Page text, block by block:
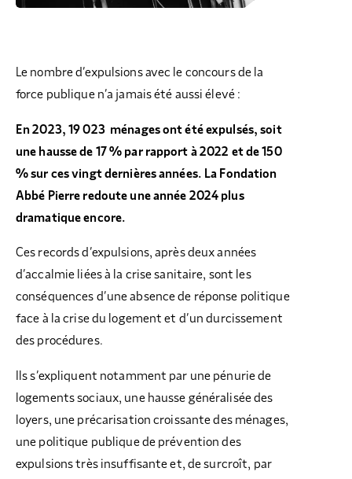
Le nombre d’expulsions avec le concours de la
force publique n’a jamais été aussi élevé :
En 2023, 19 023 ménages ont été expulsés, soit
une hausse de 17 % par rapport à 2022 et de 150
% sur ces vingt dernières années. La Fondation
Abbé Pierre redoute une année 2024 plus
dramatique encore.
Ces records d’expulsions, après deux années
d’accalmie liées à la crise sanitaire, sont les
conséquences d’une absence de réponse politique
face à la crise du logement et d’un durcissement
des procédures.
Ils s’expliquent notamment par une pénurie de
logements sociaux, une hausse généralisée des
loyers, une précarisation croissante des ménages,
une politique publique de prévention des
expulsions très insuffisante et, de surcroît, par